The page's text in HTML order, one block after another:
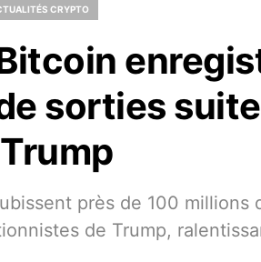
CRYPTO
sorties suite
près de 100 millions
de Trump,